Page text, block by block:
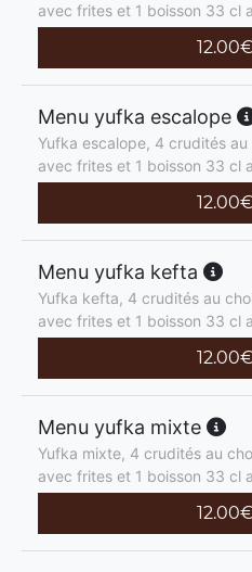
avec frites et 1 boisson 33 cl
12.00€
Menu yufka escalope
Yufka escalope, 4 crudités
avec frites et 1 boisson 33 cl
12.00€
Menu yufka kefta
Yufka kefta, 4 crudités au
avec frites et 1 boisson 33 cl
12.00€
Menu yufka mixte
Yufka mixte, 4 crudités au
avec frites et 1 boisson 33 cl
12.00€